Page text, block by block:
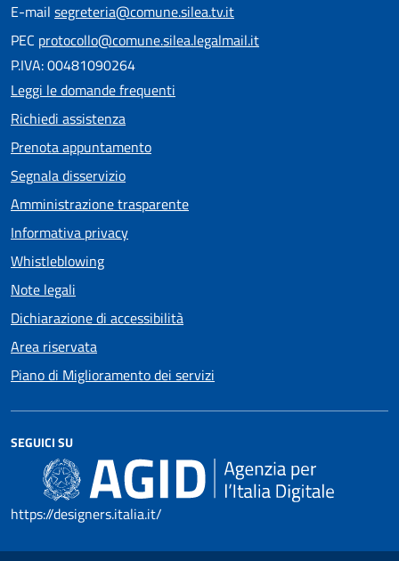
E-mail segreteria@comune.silea.tv.it
PEC protocollo@comune.silea.legalmail.it
P.IVA: 00481090264
Leggi le domande frequenti
Richiedi assistenza
Prenota appuntamento
Segnala disservizio
Amministrazione trasparente
Informativa privacy
Whistleblowing
Note legali
Dichiarazione di accessibilità
Area riservata
Piano di Miglioramento dei servizi
SEGUICI SU
https://designers.italia.it/